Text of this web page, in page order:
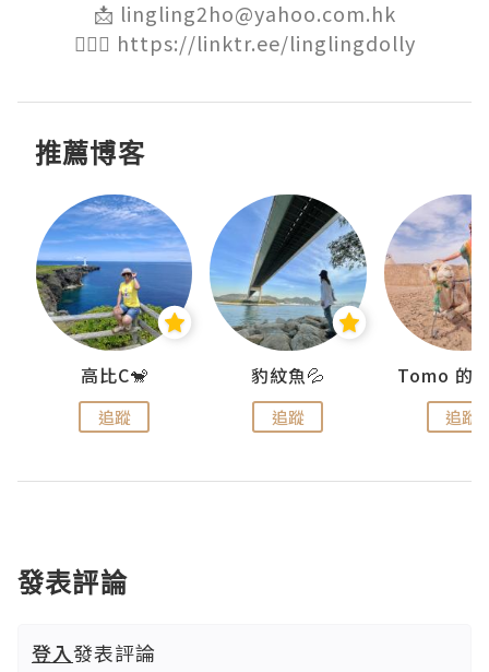
📩 lingling2ho@yahoo.com.hk
🙋🏻‍♀️ https://linktr.ee/linglingdolly
推薦博客
高比C🐒
追蹤
豹紋魚💦
追蹤 追蹤
發表評論
登入發表評論